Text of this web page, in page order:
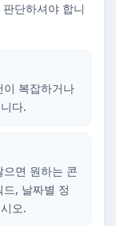
단하셔야 합니
이 복잡하거나
다.
면 원하는 콘
, 날짜별 정
오.